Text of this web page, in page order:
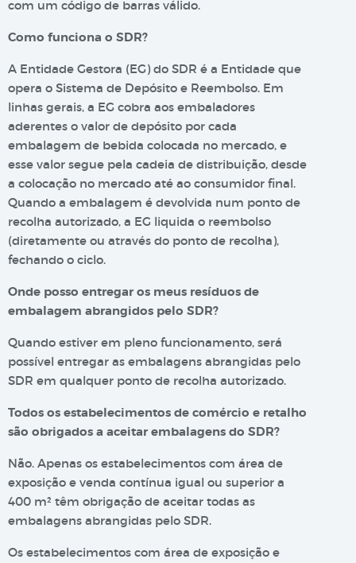
com um código de barras válido.
Como funciona o SDR?
A Entidade Gestora (EG) do SDR é a Entidade que
opera o Sistema de Depósito e Reembolso. Em
linhas gerais, a EG cobra aos embaladores
aderentes o valor de depósito por cada
embalagem de bebida colocada no mercado, e
esse valor segue pela cadeia de distribuição, desde
a colocação no mercado até ao consumidor final.
Quando a embalagem é devolvida num ponto de
recolha autorizado, a EG liquida o reembolso
(diretamente ou através do ponto de recolha),
fechando o ciclo.
Onde posso entregar os meus resíduos de
embalagem abrangidos pelo SDR?
Quando estiver em pleno funcionamento, será
possível entregar as embalagens abrangidas pelo
SDR em qualquer ponto de recolha autorizado.
Todos os estabelecimentos de comércio e retalho
são obrigados a aceitar embalagens do SDR?
Não. Apenas os estabelecimentos com área de
exposição e venda contínua igual ou superior a
400 m² têm obrigação de aceitar todas as
embalagens abrangidas pelo SDR.
Os estabelecimentos com área de exposição e